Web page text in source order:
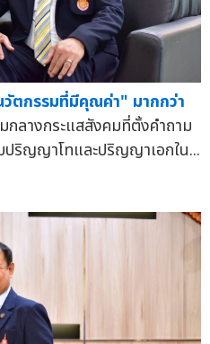
ตกรรมที่มีคุณค่า" มากกว่า
ลางกระแสสังคมที่ตั้งคำถาม
ริญญาโทและปริญญาเอกใน...